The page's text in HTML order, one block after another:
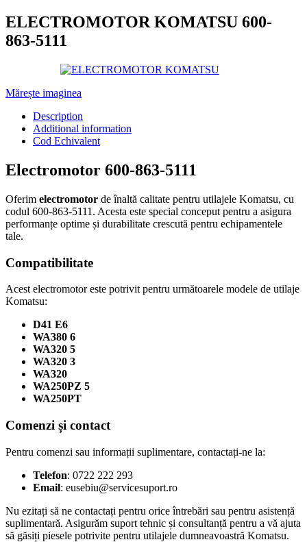
ELECTROMOTOR KOMATSU 600-
863-5111
Mărește imaginea
Description
Additional information
Cod Echivalent
Electromotor 600-863-5111
Oferim electromotor de înaltă calitate pentru utilajele Komatsu, cu
codul 600-863-5111. Acesta este special conceput pentru a asigura
performanțe optime și durabilitate crescută pentru echipamentele
tale.
Compatibilitate
Acest electromotor este potrivit pentru următoarele modele de utilaje
Komatsu:
D41 E6
WA380 6
WA320 5
WA320 3
WA320
WA250PZ 5
WA250PT
Comenzi și contact
Pentru comenzi sau informații suplimentare, contactați-ne la:
Telefon: 0722 222 293
Email: eusebiu@servicesuport.ro
Nu ezitați să ne contactați pentru orice întrebări sau pentru asistență
suplimentară. Asigurăm suport tehnic și consultanță pentru a vă ajuta
să găsiți piesele potrivite pentru utilajele dumneavoastră Komatsu.